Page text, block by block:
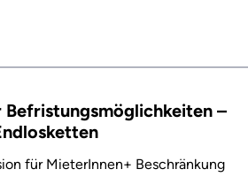
Befristungsmöglichkeiten –
für MieterInnen+ Beschränkung